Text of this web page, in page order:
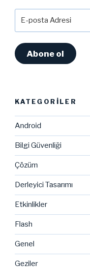
posta
Abone ol
KATEGORILER
Android
Bilgi Güvenliği
Çözüm
Derleyici Tasarımı
Etkinlikler
Flash
Genel
Geziler